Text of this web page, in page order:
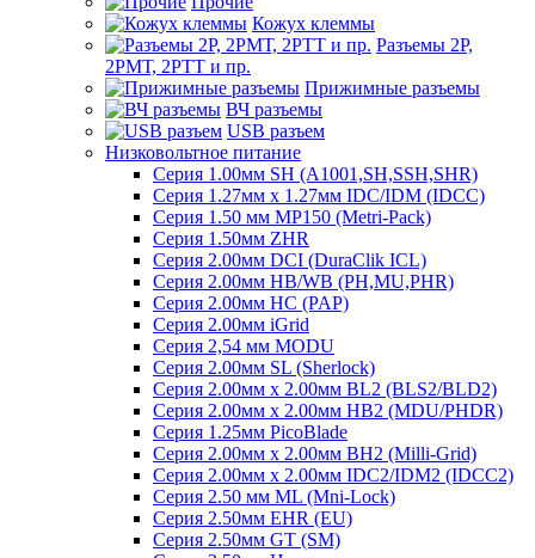
Кожух клеммы
Разъемы 2Р,
2РМТ, 2РТТ и пр.
Прижимные разъемы
ВЧ разъемы
USB разъем
Низковольтное питание
Серия 1.00мм SH (A1001,SH,SSH,SHR)
Серия 1.27мм x 1.27мм IDC/IDM (IDCC)
Серия 1.50 мм MP150 (Metri-Pack)
Серия 1.50мм ZHR
Серия 2.00мм DCI (DuraClik ICL)
Серия 2.00мм HB/WB (PH,MU,PHR)
Серия 2.00мм HC (PAP)
Серия 2.00мм iGrid
Серия 2,54 мм MODU
Серия 2.00мм SL (Sherlock)
Серия 2.00мм x 2.00мм BL2 (BLS2/BLD2)
Серия 2.00мм x 2.00мм HB2 (MDU/PHDR)
Серия 1.25мм PicoBlade
Серия 2.00мм х 2.00мм BH2 (Milli-Grid)
Серия 2.00мм х 2.00мм IDC2/IDM2 (IDCC2)
Серия 2.50 мм ML (Mni-Lock)
Серия 2.50мм EHR (EU)
Серия 2.50мм GT (SM)